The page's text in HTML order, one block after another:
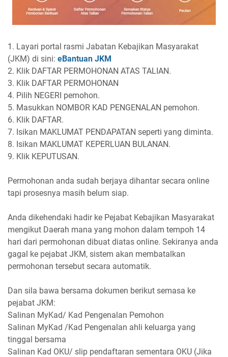
1. Layari portal rasmi Jabatan Kebajikan Masyarakat
(JKM) di sini: eBantuan JKM
2. Klik DAFTAR PERMOHONAN ATAS TALIAN.
3. Klik DAFTAR PERMOHONAN
4. Pilih NEGERI pemohon.
5. Masukkan NOMBOR KAD PENGENALAN pemohon.
6. Klik DAFTAR.
7. Isikan MAKLUMAT PENDAPATAN seperti yang diminta.
8. Isikan MAKLUMAT KEPERLUAN BULANAN.
9. Klik KEPUTUSAN.
Permohonan anda sudah berjaya dihantar secara online
tapi prosesnya masih belum siap.
Anda dikehendaki hadir ke Pejabat Kebajikan Masyarakat
mengikut Daerah mana yang mohon dalam tempoh 14
hari dari permohonan dibuat diatas online. Sekiranya anda
gagal ke pejabat JKM, sistem akan membatalkan
permohonan tersebut secara automatik.
Dan sila bawa bersama dokumen berikut semasa ke
pejabat JKM:
Salinan MyKad/ Kad Pengenalan Pemohon
Salinan MyKad /Kad Pengenalan ahli keluarga yang
tinggal bersama
Salinan Kad OKU/ slip pendaftaran sementara OKU (Jika